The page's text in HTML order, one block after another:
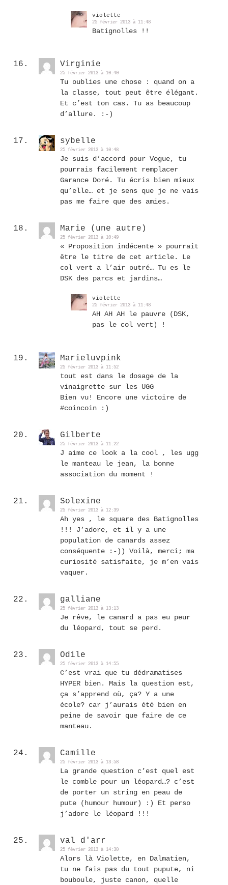
violette
25 février 2013 à 11:48
Batignolles !!
Virginie
25 février 2013 à 10:40
Tu oublies une chose : quand on a
la classe, tout peut être élégant.
Et c’est ton cas. Tu as beaucoup
d’allure. :-)
sybelle
25 février 2013 à 10:48
Je suis d’accord pour Vogue, tu
pourrais facilement remplacer
Garance Doré. Tu écris bien mieux
qu’elle… et je sens que je ne vais
pas me faire que des amies.
Marie (une autre)
25 février 2013 à 10:49
« Proposition indécente » pourrait
être le titre de cet article. Le
col vert a l’air outré… Tu es le
DSK des parcs et jardins…
violette
25 février 2013 à 11:48
AH AH AH le pauvre (DSK,
pas le col vert) !
Marieluvpink
25 février 2013 à 11:52
tout est dans le dosage de la
vinaigrette sur les UGG
Bien vu! Encore une victoire de
#coincoin :)
Gilberte
25 février 2013 à 11:22
J aime ce look a la cool , les ugg
le manteau le jean, la bonne
association du moment !
Solexine
25 février 2013 à 12:39
Ah yes , le square des Batignolles
!!! J’adore, et il y a une
population de canards assez
conséquente :-)) Voilà, merci; ma
curiosité satisfaite, je m’en vais
vaquer.
galliane
25 février 2013 à 13:13
Je rêve, le canard a pas eu peur
du léopard, tout se perd.
Odile
25 février 2013 à 14:55
C’est vrai que tu dédramatises
HYPER bien. Mais la question est,
ça s’apprend où, ça? Y a une
école? car j’aurais été bien en
peine de savoir que faire de ce
manteau.
Camille
25 février 2013 à 13:58
La grande question c’est quel est
le comble pour un léopard…? c’est
de porter un string en peau de
pute (humour humour) :) Et perso
j’adore le léopard !!!
val d'arr
25 février 2013 à 14:30
Alors là Violette, en Dalmatien,
tu ne fais pas du tout pupute, ni
bouboule, juste canon, quelle